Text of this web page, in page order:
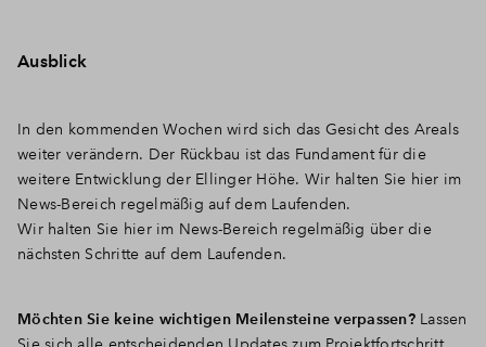
Ausblick
In den kommenden Wochen wird sich das Gesicht des Areals
weiter verändern. Der Rückbau ist das Fundament für die
weitere Entwicklung der Ellinger Höhe. Wir halten Sie hier im
News-Bereich regelmäßig auf dem Laufenden.
Wir halten Sie hier im News-Bereich regelmäßig über die
nächsten Schritte auf dem Laufenden.
Möchten Sie keine wichtigen Meilensteine verpassen?Lassen